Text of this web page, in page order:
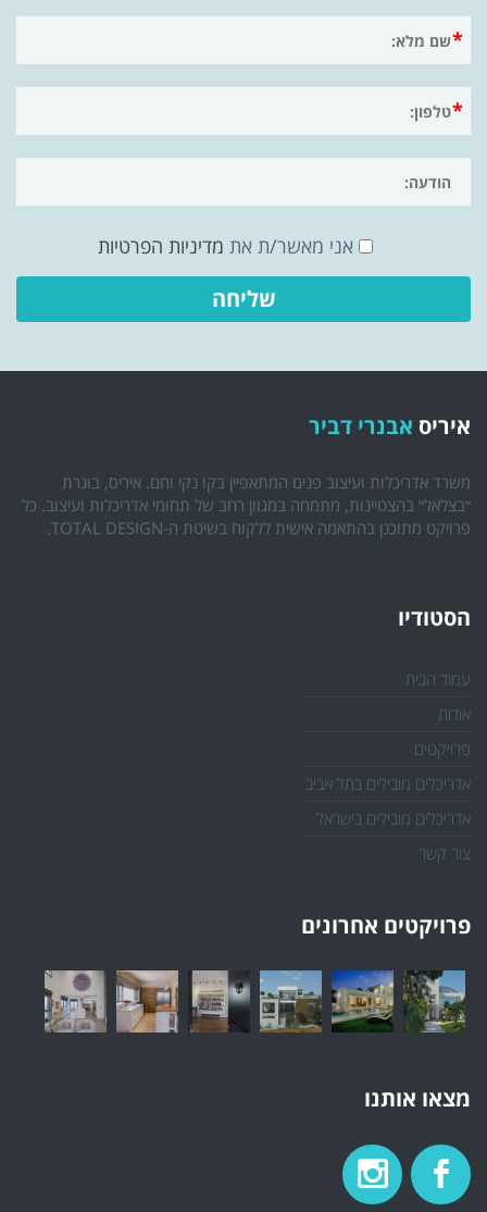
אני מאשר/ת את מדיניות הפרטיות
איריס אבנרי דביר
משרד אדריכלות ועיצוב פנים המתאפיין בקו נקי וחם. איריס, בוגרת
״בצלאל״ בהצטיינות, מתמחה במגוון רחב של תחומי אדריכלות ועיצוב. כל
פרויקט מתוכנן בהתאמה אישית ללקוח בשיטת ה-TOTAL DESIGN.
הסטודיו
עמוד הבית
אודות
פרויקטים
אדריכלים מובילים בתל אביב
אדריכלים מובילים בישראל
צור קשר
פרויקטים אחרונים
מצאו אותנו